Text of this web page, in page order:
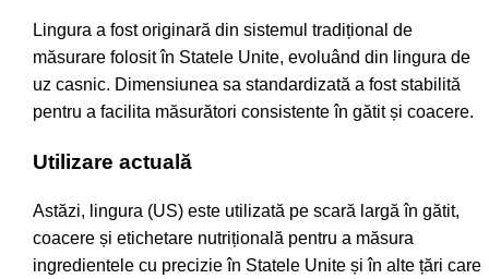
Lingura a fost originară din sistemul tradițional de
măsurare folosit în Statele Unite, evoluând din lingura de
uz casnic. Dimensiunea sa standardizată a fost stabilită
pentru a facilita măsurători consistente în gătit și coacere.
Utilizare actuală
Astăzi, lingura (US) este utilizată pe scară largă în gătit,
coacere și etichetare nutrițională pentru a măsura
ingredientele cu precizie în Statele Unite și în alte țări care